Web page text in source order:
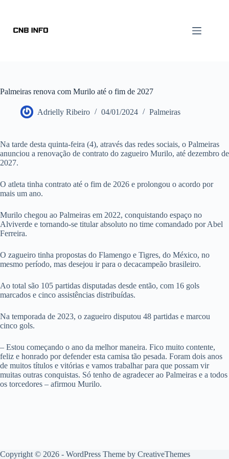
Palmeiras renova com Murilo até o fim de 2027
Adrielly Ribeiro 04/01/2024 Palmeiras
Na tarde desta quinta-feira (4), através das redes sociais, o Palmeiras
anunciou a renovação de contrato do zagueiro Murilo, até dezembro de
2027.
O atleta tinha contrato até o fim de 2026 e prolongou o acordo por
mais um ano.
Murilo chegou ao Palmeiras em 2022, conquistando espaço no
Alviverde e tornando-se titular absoluto no time comandado por Abel
Ferreira.
O zagueiro tinha propostas do Flamengo e Tigres, do México, no
mesmo período, mas desejou ir para o decacampeão brasileiro.
Ao total são 105 partidas disputadas desde então, com 16 gols
marcados e cinco assistências distribuídas.
Na temporada de 2023, o zagueiro disputou 48 partidas e marcou
cinco gols.
– Estou começando o ano da melhor maneira. Fico muito contente,
feliz e honrado por defender esta camisa tão pesada. Foram dois anos
de muitos títulos e vitórias e vamos trabalhar para que possam vir
muitas outras conquistas. Só tenho de agradecer ao Palmeiras e a todos
os torcedores – afirmou Murilo.
Copyright © 2026 - WordPress Theme by CreativeThemes